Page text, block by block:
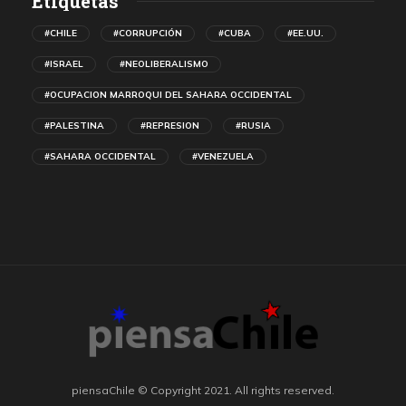
#CHILE #CORRUPCIÓN #CUBA #EE.UU.
#ISRAEL #NEOLIBERALISMO
#OCUPACION MARROQUI DEL SAHARA OCCIDENTAL
#PALESTINA #REPRESION #RUSIA
#SAHARA OCCIDENTAL #VENEZUELA
piensaChile © Copyright 2021. All rights reserved.